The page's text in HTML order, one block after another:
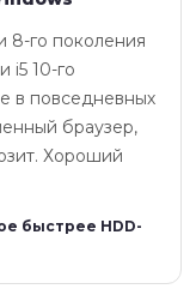
8-го поколения
i5 10-го
в повседневных
браузер,
Хороший
быстрее HDD-